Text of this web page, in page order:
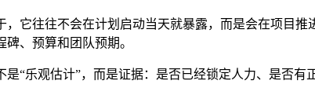
，它往往不会在计划启动当天就暴露，而是会在项目
、预算和团队预期。
是“乐观估计”，而是证据：是否已经锁定人力、是否